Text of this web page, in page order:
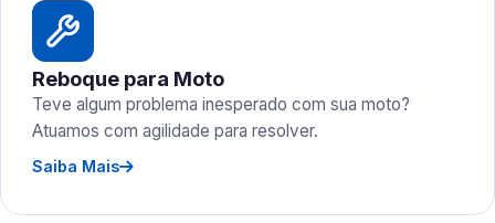
Reboque para Moto
Teve algum problema inesperado com sua moto?
Atuamos com agilidade para resolver.
Saiba Mais